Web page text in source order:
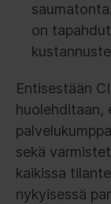
on
Entisestään
huolehditaan,
sekä
kaikissa
nykyisessä